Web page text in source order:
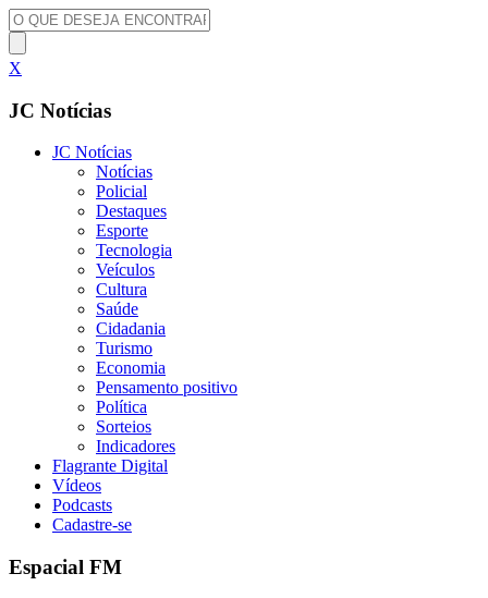
X
JC Notícias
JC Notícias
Notícias
Policial
Destaques
Esporte
Tecnologia
Veículos
Cultura
Saúde
Cidadania
Turismo
Economia
Pensamento positivo
Política
Sorteios
Indicadores
Flagrante Digital
Vídeos
Podcasts
Cadastre-se
Espacial FM